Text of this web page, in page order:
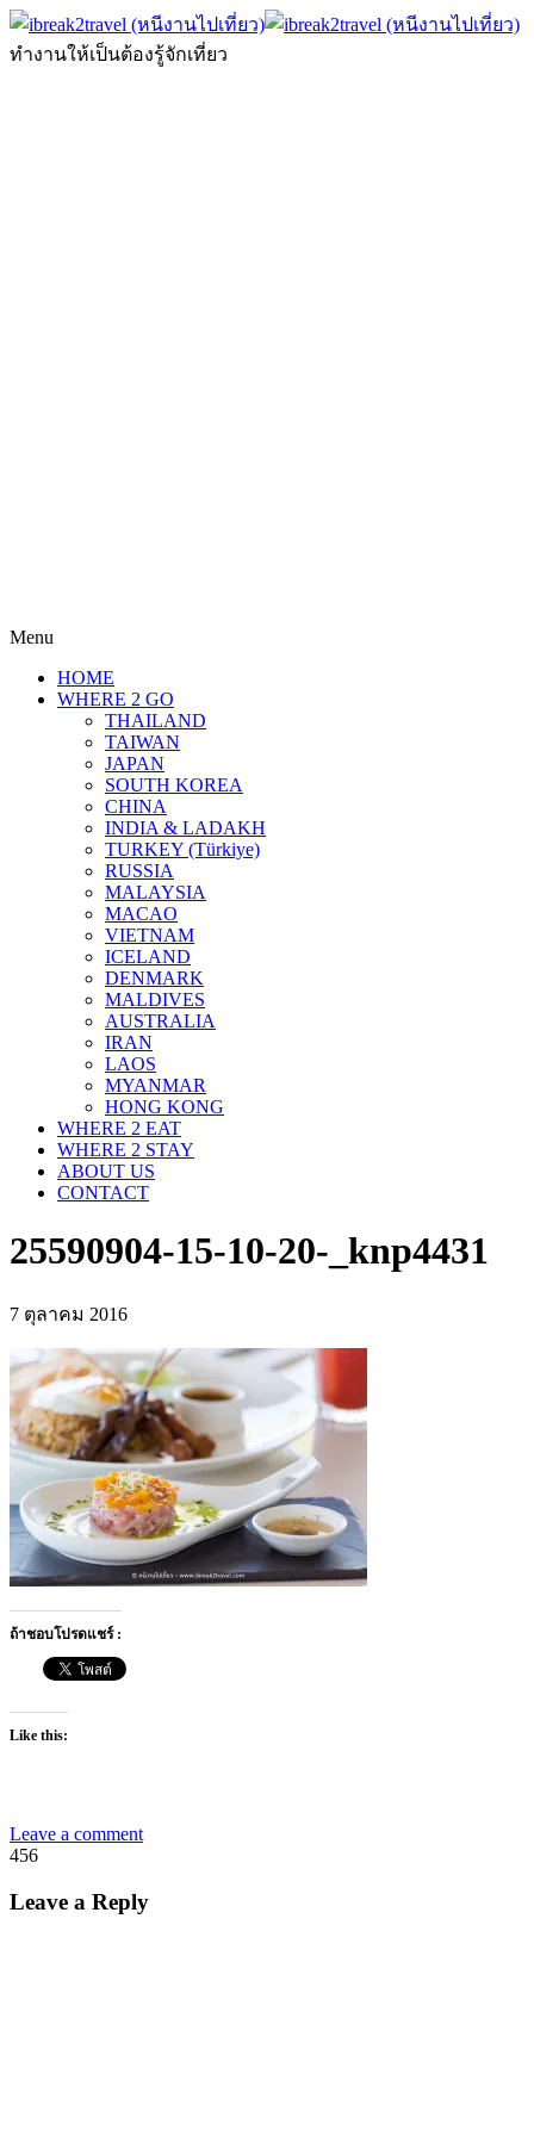
ทำงานให้เป็นต้องรู้จักเที่ยว
Menu
HOME
WHERE 2 GO
THAILAND
TAIWAN
JAPAN
SOUTH KOREA
CHINA
INDIA & LADAKH
TURKEY (Türkiye)
RUSSIA
MALAYSIA
MACAO
VIETNAM
ICELAND
DENMARK
MALDIVES
AUSTRALIA
IRAN
LAOS
MYANMAR
HONG KONG
WHERE 2 EAT
WHERE 2 STAY
ABOUT US
CONTACT
25590904-15-10-20-_knp4431
7 ตุลาคม 2016
ถ้าชอบโปรดแชร์ :
Like this:
Leave a comment
456
Leave a Reply